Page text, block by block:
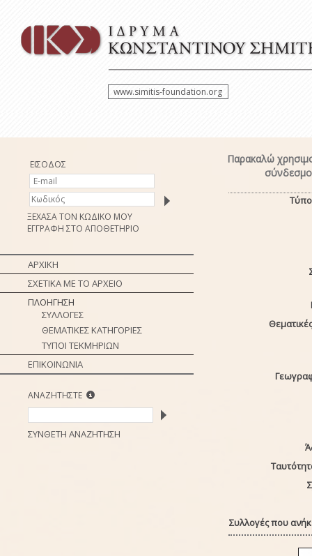
www.simitis-foundation.org
ΕΙΣΟΔΟΣ
ΞΕΧΑΣΑ ΤΟΝ ΚΩΔΙΚΟ ΜΟΥ
ΕΓΓΡΑΦΗ ΣΤΟ ΑΠΟΘΕΤΗΡΙΟ
ΑΡΧΙΚΗ
ΣΧΕΤΙΚΑ ΜΕ ΤΟ ΑΡΧΕΙΟ
ΠΛΟΗΓΗΣΗ
ΣΥΛΛΟΓΕΣ
ΘΕΜΑΤΙΚΕΣ ΚΑΤΗΓΟΡΙΕΣ
ΤΥΠΟΙ ΤΕΚΜΗΡΙΩΝ
ΕΠΙΚΟΙΝΩΝΙΑ
ΑΝΑΖΗΤΗΣΤΕ
ΣΥΝΘΕΤΗ ΑΝΑΖΗΤΗΣΗ
Παρακαλώ
Συλλογές που